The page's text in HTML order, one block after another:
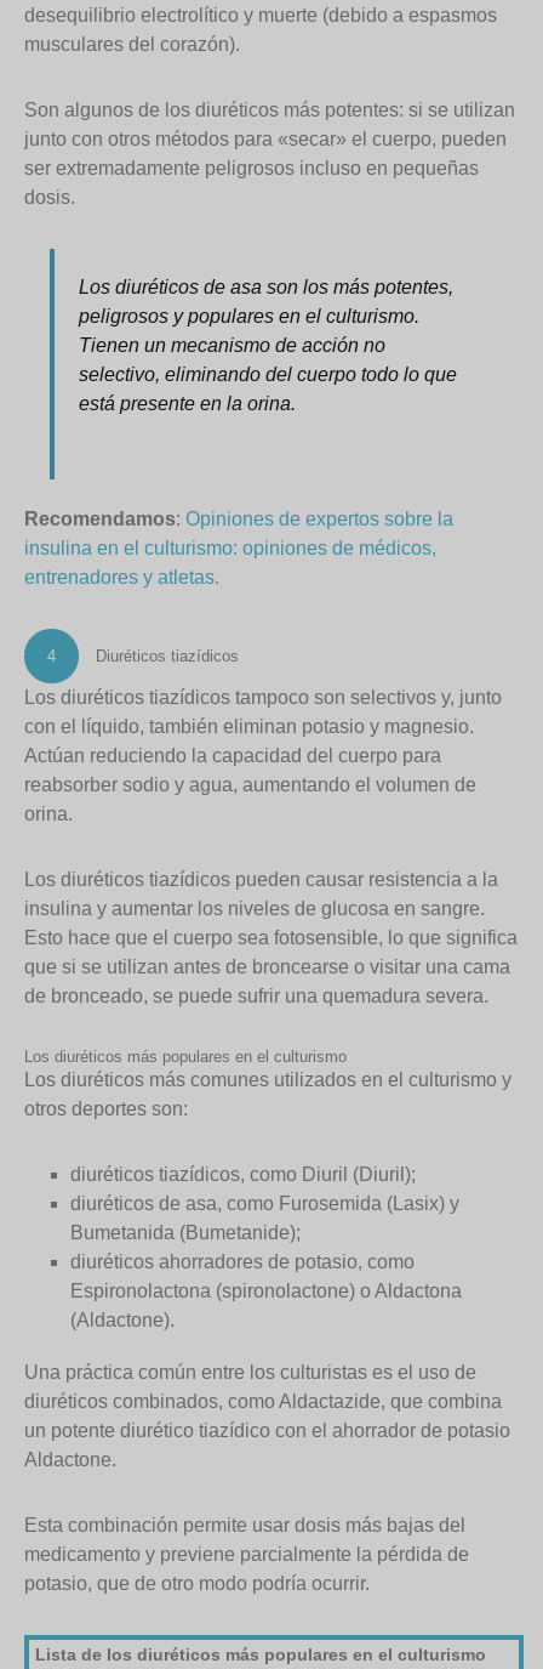
desequilibrio electrolítico y muerte (debido a espasmos
musculares del corazón).
Son algunos de los diuréticos más potentes: si se utilizan
junto con otros métodos para «secar» el cuerpo, pueden
ser extremadamente peligrosos incluso en pequeñas
dosis.
Los diuréticos de asa son los más potentes,
peligrosos y populares en el culturismo.
Tienen un mecanismo de acción no
selectivo, eliminando del cuerpo todo lo que
está presente en la orina.
Recomendamos: Opiniones de expertos sobre la
insulina en el culturismo: opiniones de médicos,
entrenadores y atletas.
4 Diuréticos tiazídicos
Los diuréticos tiazídicos tampoco son selectivos y, junto
con el líquido, también eliminan potasio y magnesio.
Actúan reduciendo la capacidad del cuerpo para
reabsorber sodio y agua, aumentando el volumen de
orina.
Los diuréticos tiazídicos pueden causar resistencia a la
insulina y aumentar los niveles de glucosa en sangre.
Esto hace que el cuerpo sea fotosensible, lo que significa
que si se utilizan antes de broncearse o visitar una cama
de bronceado, se puede sufrir una quemadura severa.
Los diuréticos más populares en el culturismo
Los diuréticos más comunes utilizados en el culturismo y
otros deportes son:
diuréticos tiazídicos, como Diuril (Diuril);
diuréticos de asa, como Furosemida (Lasix) y
Bumetanida (Bumetanide);
diuréticos ahorradores de potasio, como
Espironolactona (spironolactone) o Aldactona
(Aldactone).
Una práctica común entre los culturistas es el uso de
diuréticos combinados, como Aldactazide, que combina
un potente diurético tiazídico con el ahorrador de potasio
Aldactone.
Esta combinación permite usar dosis más bajas del
medicamento y previene parcialmente la pérdida de
potasio, que de otro modo podría ocurrir.
Lista de los diuréticos más populares en el culturismo